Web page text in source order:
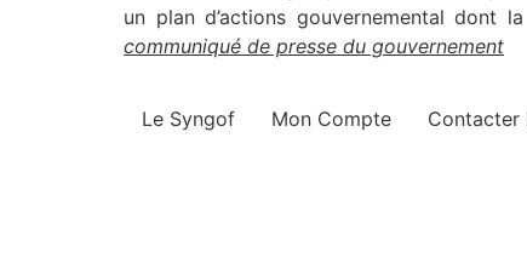
un plan d’actions gouvernemental
communiqué de presse du gouvernement
Le Syngof Mon Compte Contacter